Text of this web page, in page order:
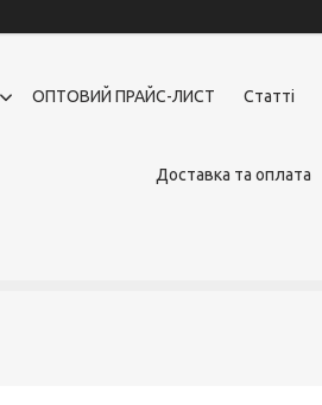
OПТОВИЙ ПРАЙС-ЛИСТ Статті
Доставка та оплата